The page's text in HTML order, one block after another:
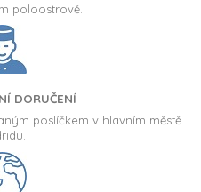
poloostrově.
DORUČENÍ
poslíčkem v hlavním městě